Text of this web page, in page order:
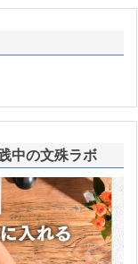
中の文殊ラボ